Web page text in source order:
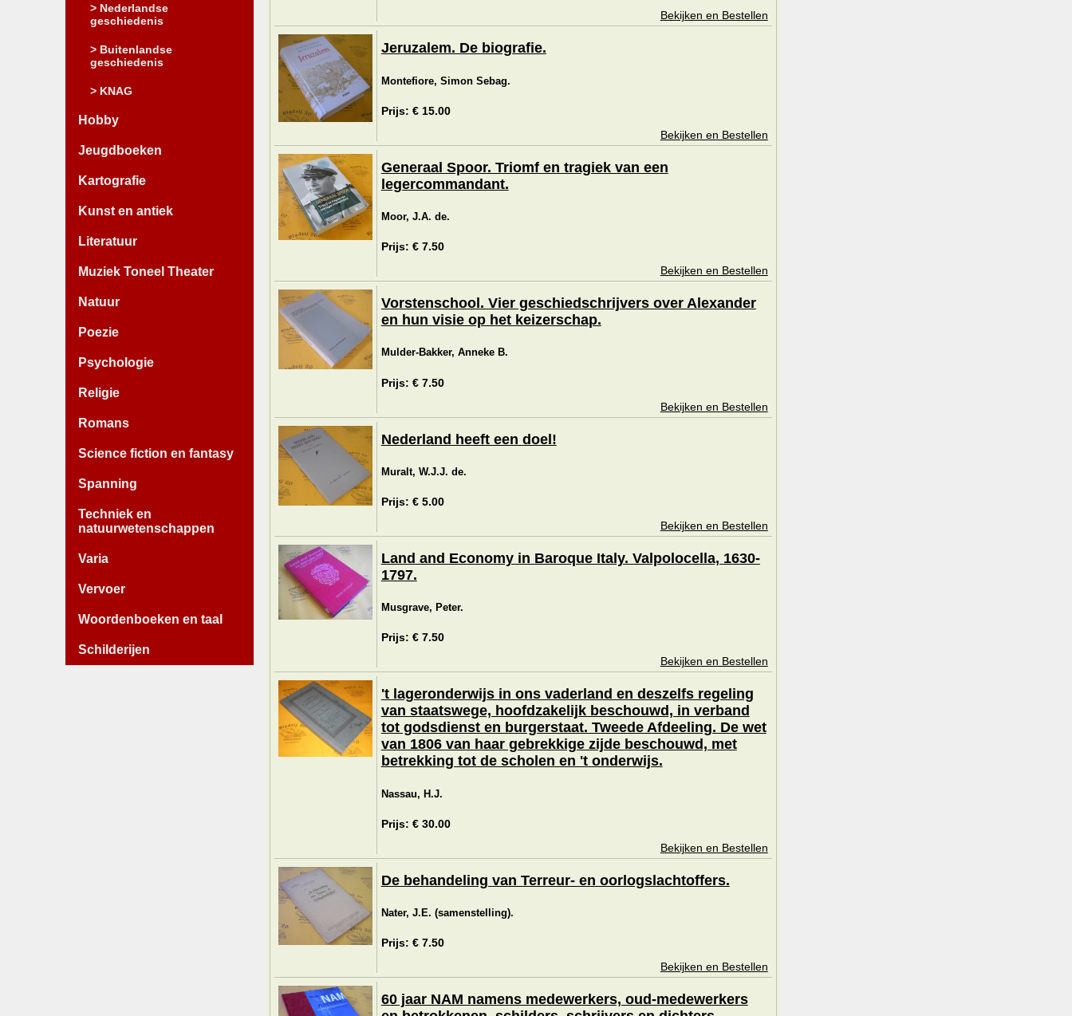
> Nederlandse
geschiedenis
> Buitenlandse
geschiedenis
> KNAG
Hobby
Jeugdboeken
Kartografie
Kunst en antiek
Literatuur
Muziek Toneel Theater
Natuur
Poezie
Psychologie
Religie
Romans
Science fiction en fantasy
Spanning
Techniek en
natuurwetenschappen
Varia
Vervoer
Woordenboeken en taal
Schilderijen
Bekijken en Bestellen
Jeruzalem. De biografie.
Montefiore, Simon Sebag.
Prijs: € 15.00
Bekijken en Bestellen
Generaal Spoor. Triomf en tragiek van een
legercommandant.
Moor, J.A. de.
Prijs: € 7.50
Bekijken en Bestellen
Vorstenschool. Vier geschiedschrijvers over Alexander
en hun visie op het keizerschap.
Mulder-Bakker, Anneke B.
Prijs: € 7.50
Bekijken en Bestellen
Nederland heeft een doel!
Muralt, W.J.J. de.
Prijs: € 5.00
Bekijken en Bestellen
Land and Economy in Baroque Italy. Valpolocella, 1630-
1797.
Musgrave, Peter.
Prijs: € 7.50
Bekijken en Bestellen
't lageronderwijs in ons vaderland en deszelfs regeling
van staatswege, hoofdzakelijk beschouwd, in verband
tot godsdienst en burgerstaat. Tweede Afdeeling. De wet
van 1806 van haar gebrekkige zijde beschouwd, met
betrekking tot de scholen en 't onderwijs.
Nassau, H.J.
Prijs: € 30.00
Bekijken en Bestellen
De behandeling van Terreur- en oorlogslachtoffers.
Nater, J.E. (samenstelling).
Prijs: € 7.50
Bekijken en Bestellen
60 jaar NAM namens medewerkers, oud-medewerkers